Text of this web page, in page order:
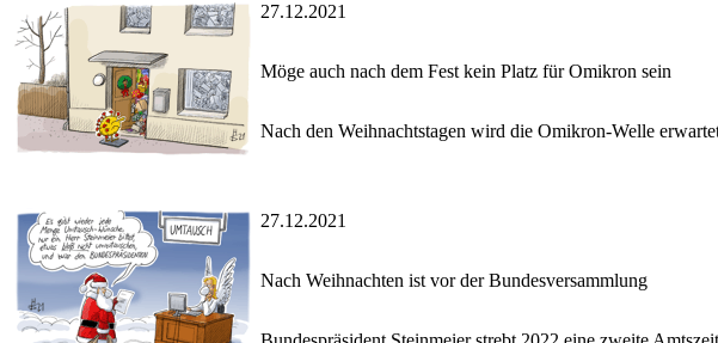
27.12.2021
Möge auch nach dem Fest kein Platz für Omikron sein
Nach den Weihnachtstagen wird die Omikron-Welle
27.12.2021
Nach Weihnachten ist vor der Bundesversammlung